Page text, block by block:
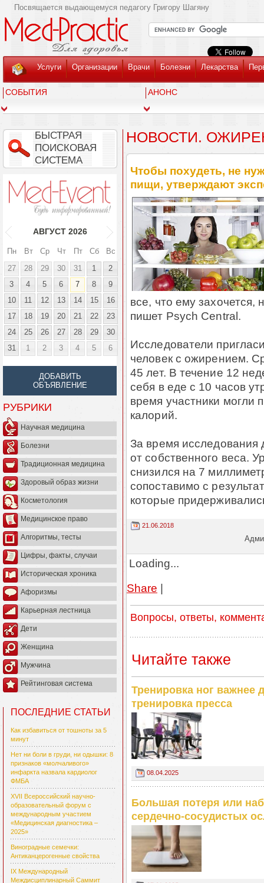
Посвящается выдающемуся педагогу Григору Шагяну
Услуги Организации Врачи Болезни Лекарства
СОБЫТИЯ АНОНС
БЫСТРАЯ
ПОИСКОВАЯ
СИСТЕМА
АВГУСТ 2026
Пн Вт Ср Чт Пт Сб
Вс
27
28 29 30 31 1
2
3
4 5 6 7 8
9
10
11 12 13 14 15
16
17
18 19 20 21 22
23
24
25 26 27 28 29
30
31
1 2 3 4 5 6
ДОБАВИТЬ
ОБЪЯВЛЕНИЕ
РУБРИКИ
Научная медицина
Болезни
Традиционная медицина
Здоровый образ жизни
Косметология
Медицинское право
Алгоритмы, тесты
Цифры, факты, случаи
Историческая хроника
Афоризмы
Карьерная лестница
Дети
Женщина
Мужчина
Рейтинговая система
ПОСЛЕДНИЕ СТАТЬИ
Как избавиться от тошноты за 5
минут
Нет ни боли в груди, ни одышки: 8
признаков «молчаливого»
инфаркта назвала кардиолог
ФМБА
XVII Всероссийский научно-
образовательный форум с
международным участием
«Медицинская диагностика –
2025»
Виноградные семечки:
Антиканцерогенные свойства
IX Международный
Междисциплинарный Саммит
НОВОСТИ.
Чтобы похудеть, не
пищи, утверждают
все, что ему захочется,
пишет Psych Central.
Исследователи
человек с ожирением.
45 лет. В течение 12
себя в еде с 10 часов
время участники могли
калорий.
За время
от собственного веса.
снизился на 7
сопоставимо с
которые
21.06.2018
Loading...
Share |
Вопросы, ответы,
Читайте также
Тренировка ног важнее
тренировка пресса
08.04.2025
Большая потеря или
сердечно-сосудистых